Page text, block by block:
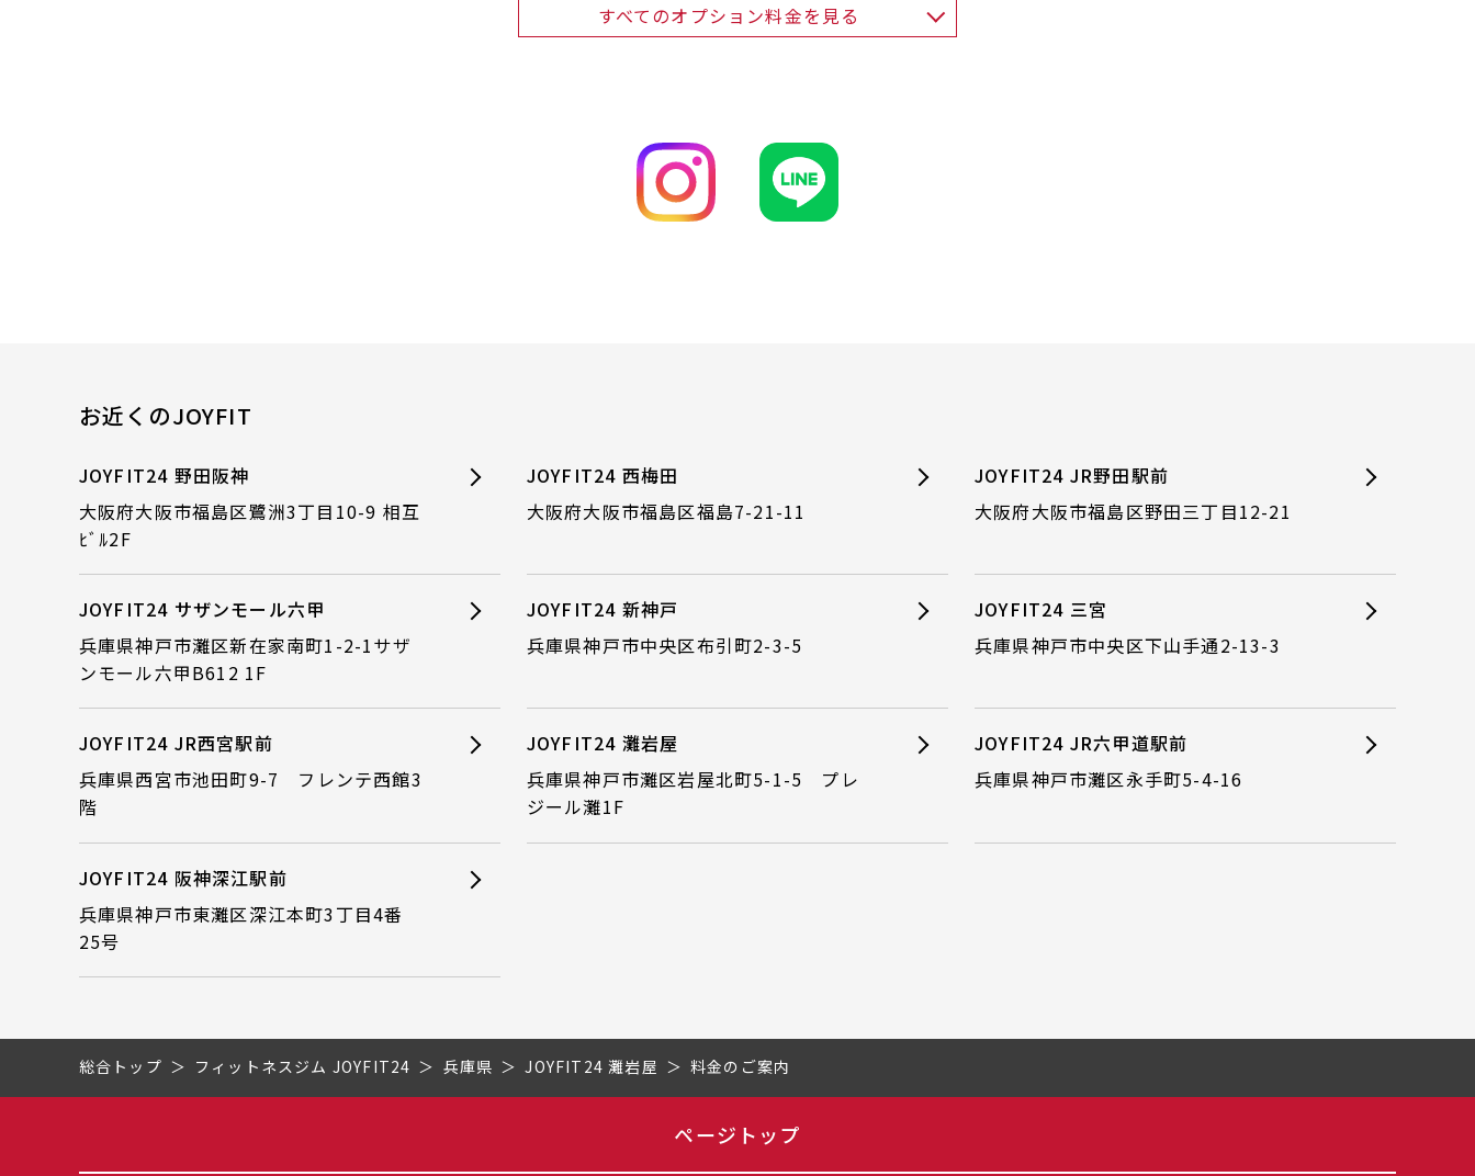
すべてのオプション料金を見る
お近くのJOYFIT
JOYFIT24 野田阪神
大阪府大阪市福島区鷺洲3丁目10-9 相互
ﾋﾞﾙ2F
JOYFIT24 西梅田
大阪府大阪市福島区福島7-21-11
JOYFIT24 JR野田駅前
大阪府大阪市福島区野田三丁目12-21
JOYFIT24 サザンモール六甲
兵庫県神戸市灘区新在家南町1-2-1サザ
ンモール六甲B612 1F
JOYFIT24 新神戸
兵庫県神戸市中央区布引町2-3-5
JOYFIT24 三宮
兵庫県神戸市中央区下山手通2-13-3
JOYFIT24 JR西宮駅前
兵庫県西宮市池田町9-7 フレンテ西館3
階
JOYFIT24 灘岩屋
兵庫県神戸市灘区岩屋北町5-1-5 プレ
ジール灘1F
JOYFIT24 JR六甲道駅前
兵庫県神戸市灘区永手町5-4-16
JOYFIT24 阪神深江駅前
兵庫県神戸市東灘区深江本町3丁目4番
25号
総合トップ フィットネスジム JOYFIT24 兵庫県 JOYFIT24 灘岩屋 料金のご案内
ページトップ